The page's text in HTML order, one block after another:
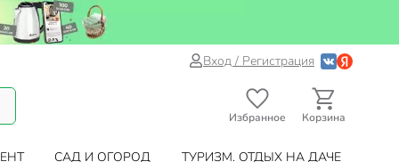
Вход / Регистрация
Избранное Корзина
САД И ОГОРОД ТУРИЗМ. ОТДЫХ НА ДАЧЕ